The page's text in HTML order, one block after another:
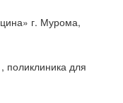
г. Мурома,
поликлиника для